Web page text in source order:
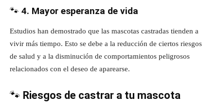
🐾 4. Mayor esperanza de vida
Estudios han demostrado que las mascotas castradas tienden a
vivir más tiempo. Esto se debe a la reducción de ciertos riesgos
de salud y a la disminución de comportamientos peligrosos
relacionados con el deseo de aparearse.
🐾 Riesgos de castrar a tu mascota